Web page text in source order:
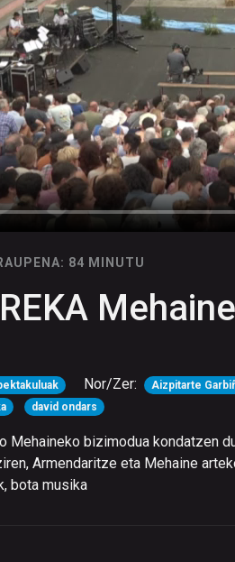
84 MINUTU
Nor/Zer: Aizpitarte
david ondars
Mehaineko bizimodua kondatzen
Armendaritze eta Mehaine
bota musika